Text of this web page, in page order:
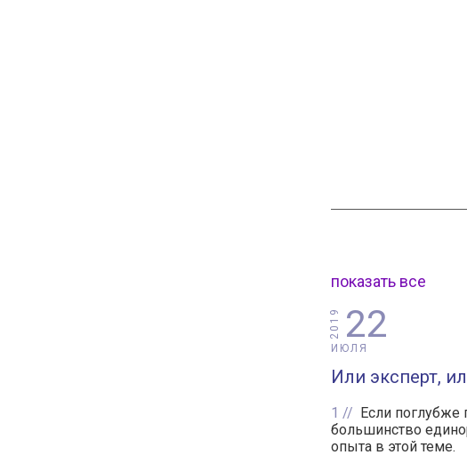
показать все
22
ИЮЛЯ
2019
Или эксперт,
1
Если поглубже
большинство
опыта в этой теме.